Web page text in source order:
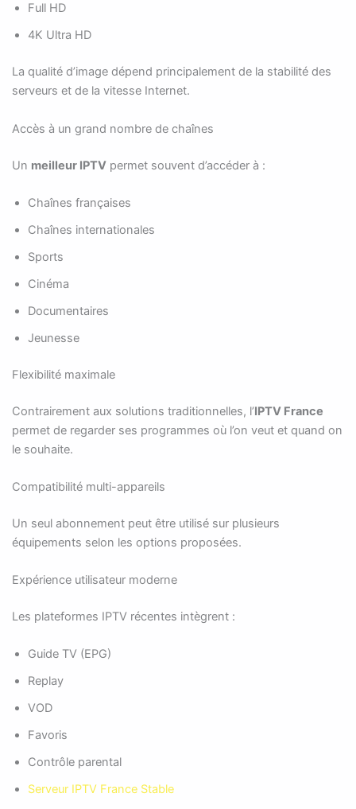
Full HD
4K Ultra HD
La qualité d’image dépend principalement de la stabilité des
serveurs et de la vitesse Internet.
Accès à un grand nombre de chaînes
Un meilleur IPTVpermet souvent d’accéder à :
Chaînes françaises
Chaînes internationales
Sports
Cinéma
Documentaires
Jeunesse
Flexibilité maximale
Contrairement aux solutions traditionnelles, l’IPTV France
permet de regarder ses programmes où l’on veut et quand on
le souhaite.
Compatibilité multi-appareils
Un seul abonnement peut être utilisé sur plusieurs
équipements selon les options proposées.
Expérience utilisateur moderne
Les plateformes IPTV récentes intègrent :
Guide TV (EPG)
Replay
VOD
Favoris
Contrôle parental
Serveur IPTV France Stable